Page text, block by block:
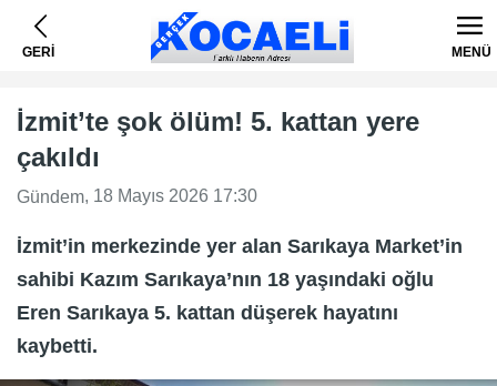
GERİ MENÜ
İzmit’te şok ölüm! 5. kattan yere
çakıldı
Gündem, 18 Mayıs 2026 17:30
İzmit’in merkezinde yer alan Sarıkaya Market’in
sahibi Kazım Sarıkaya’nın 18 yaşındaki oğlu
Eren Sarıkaya 5. kattan düşerek hayatını
kaybetti.